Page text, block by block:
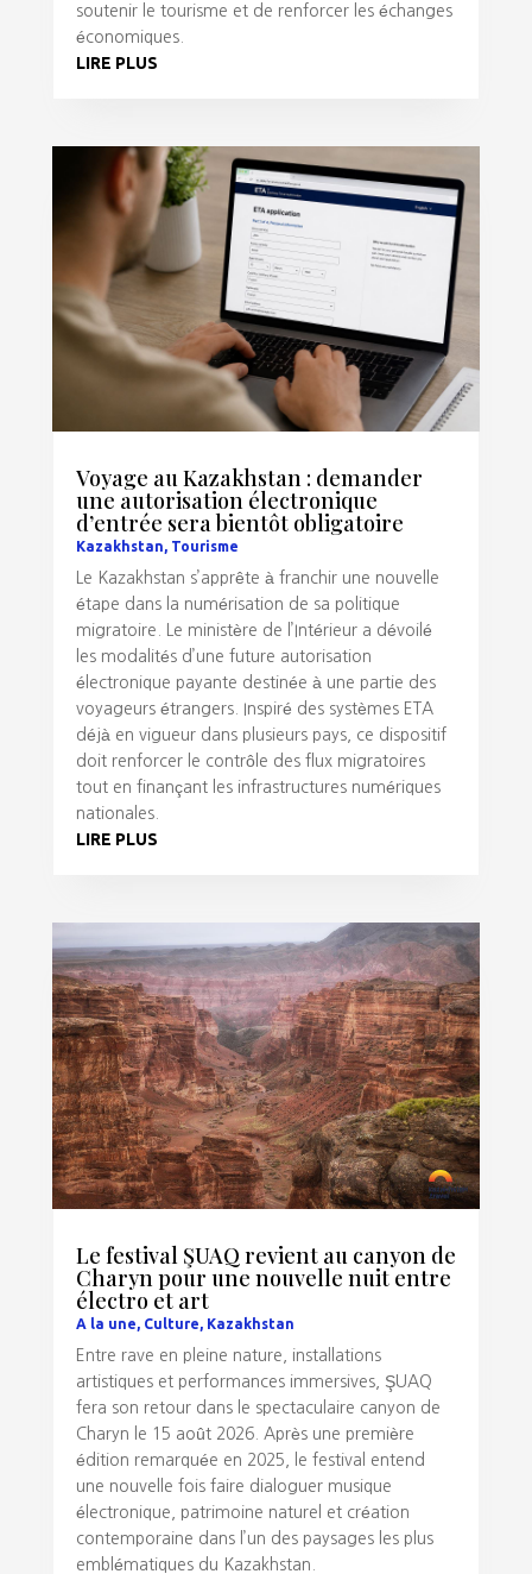
soutenir le tourisme et de renforcer les échanges
économiques.
LIRE PLUS
Voyage au Kazakhstan : demander
une autorisation électronique
d’entrée sera bientôt obligatoire
Kazakhstan, Tourisme
Le Kazakhstan s’apprête à franchir une nouvelle
étape dans la numérisation de sa politique
migratoire. Le ministère de l’Intérieur a dévoilé
les modalités d’une future autorisation
électronique payante destinée à une partie des
voyageurs étrangers. Inspiré des systèmes ETA
déjà en vigueur dans plusieurs pays, ce dispositif
doit renforcer le contrôle des flux migratoires
tout en finançant les infrastructures numériques
nationales.
LIRE PLUS
Le festival ŞUAQ revient au canyon de
Charyn pour une nouvelle nuit entre
électro et art
A la une Culture Kazakhstan
Entre rave en pleine nature, installations
artistiques et performances immersives, ŞUAQ
fera son retour dans le spectaculaire canyon de
Charyn le 15 août 2026. Après une première
édition remarquée en 2025, le festival entend
une nouvelle fois faire dialoguer musique
électronique, patrimoine naturel et création
contemporaine dans l’un des paysages les plus
emblématiques du Kazakhstan.